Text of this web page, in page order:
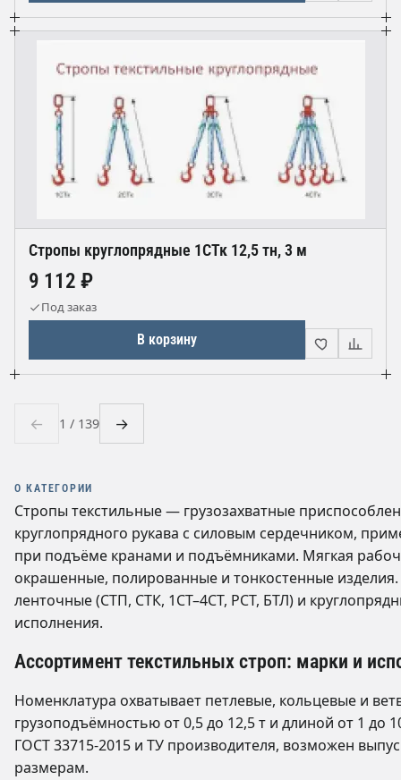
Стропы круглопрядные 1СТк 12,5 тн, 3 м
9 112 ₽
Под заказ
В корзину
← 1 / 139 →
О КАТЕГОРИИ
Стропы текстильные — грузозахватные
круглопрядного рукава с силовым сердечником,
при подъёме кранами и подъёмниками. Мягкая
окрашенные, полированные и тонкостенные
ленточные (СТП, СТК, 1СТ–4СТ, РСТ, БТЛ) и
исполнения.
Ассортимент текстильных строп: марки и
Номенклатура охватывает петлевые, кольцевые и
грузоподъёмностью от 0,5 до 12,5 т и длиной от 1 до
ГОСТ 33715-2015 и ТУ производителя, возможен
размерам.